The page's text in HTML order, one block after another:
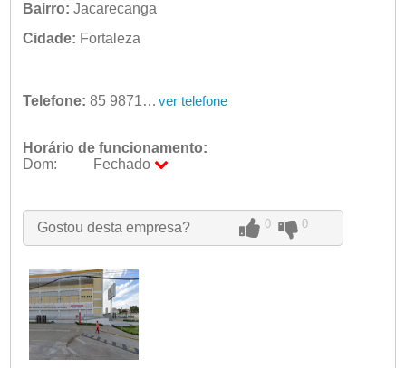
Bairro: Jacarecanga
Cidade: Fortaleza
Telefone: 85 98714-2657 ver telefone
Horário de funcionamento:
Dom:
Fechado
Qua:
09:00 - 18:00
Qui:
09:00 - 18:00
Sáb:
Fechado
Dom:
Fechado
Gostou desta empresa? 0 0